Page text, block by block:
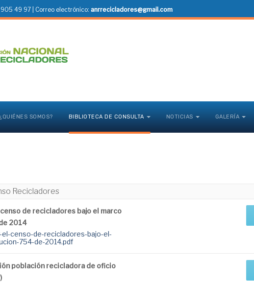
905 49 97 | Correo electrónico: anrrecicladores@gmail.com
¿QUIÉNES SOMOS? BIBLIOTECA DE CONSULTA NOTICIAS GALERÍA
Recicladores
de recicladores bajo el marco
2014
el-censo-de-recicladores-bajo-el-
754-de-2014.pdf
población recicladora de oficio